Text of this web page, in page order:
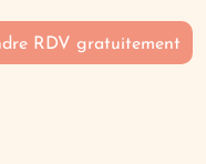
RDV gratuitement